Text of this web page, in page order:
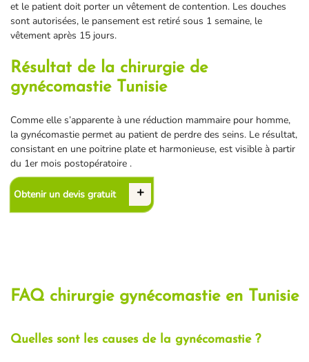
et le patient doit porter un vêtement de contention. Les douches
sont autorisées, le pansement est retiré sous 1 semaine, le
vêtement après 15 jours.
Résultat de la chirurgie de
gynécomastie Tunisie
Comme elle s’apparente à une réduction mammaire pour homme,
la gynécomastie permet au patient de perdre des seins. Le résultat,
consistant en une poitrine plate et harmonieuse, est visible à partir
du 1er mois postopératoire .
Obtenir un devis gratuit
FAQ chirurgie gynécomastie en Tunisie
Quelles sont les causes de la gynécomastie ?